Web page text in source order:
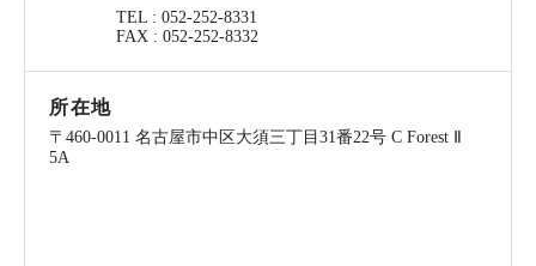
TEL : 052-252-8331
FAX : 052-252-8332
所在地
〒460-0011 名古屋市中区大須三丁目31番22号 C Forest Ⅱ
5A